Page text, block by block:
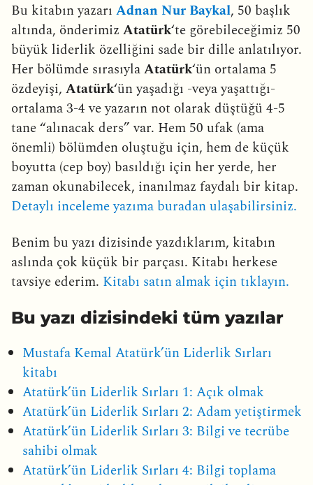
Bu kitabın yazarı Adnan Nur Baykal, 50 başlık
altında, önderimiz Atatürk‘te görebileceğimiz 50
büyük liderlik özelliğini sade bir dille anlatılıyor.
Her bölümde sırasıylaAtatürk‘ün ortalama 5
özdeyişi, Atatürk‘ün yaşadığı -veya yaşattığı-
ortalama 3-4 ve yazarın not olarak düştüğü 4-5
tane “alınacak ders” var. Hem 50 ufak (ama
önemli) bölümden oluştuğu için, hem de küçük
boyutta (cep boy) basıldığı için her yerde, her
zaman okunabilecek, inanılmaz faydalı bir kitap.
Detaylı inceleme yazıma buradan ulaşabilirsiniz.
Benim bu yazı dizisinde yazdıklarım, kitabın
aslında çok küçük bir parçası. Kitabı herkese
tavsiye ederim. Kitabı satın almak için tıklayın.
Bu yazı dizisindeki tüm yazılar
Mustafa Kemal Atatürk’ün Liderlik Sırları
kitabı
Atatürk’ün Liderlik Sırları 1: Açık olmak
Atatürk’ün Liderlik Sırları 2: Adam yetiştirmek
Atatürk’ün Liderlik Sırları 3: Bilgi ve tecrübe
sahibi olmak
Atatürk’ün Liderlik Sırları 4: Bilgi toplama